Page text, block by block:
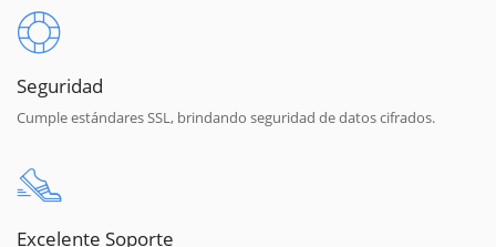
Seguridad
Cumple estándares SSL, brindando seguridad de datos cifrados.
Excelente Soporte